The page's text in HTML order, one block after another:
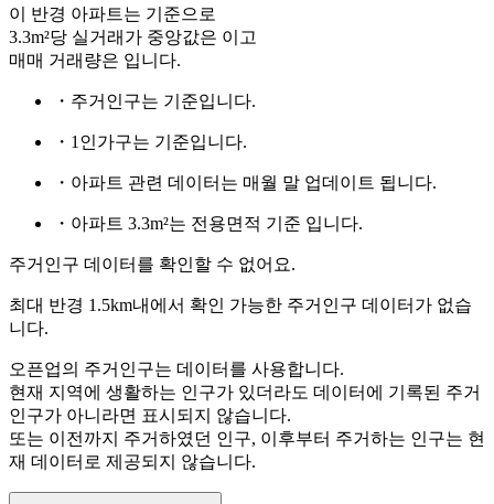
이 반경 아파트는 기준으로
3.3m²당 실거래가 중앙값은 이고
매매 거래량은 입니다.
・주거인구는 기준입니다.
・1인가구는 기준입니다.
・아파트 관련 데이터는 매월 말 업데이트 됩니다.
・아파트 3.3m²는 전용면적 기준 입니다.
주거인구 데이터를 확인할 수 없어요.
최대 반경 1.5km내에서 확인 가능한 주거인구 데이터가 없습
니다.
오픈업의 주거인구는 데이터를 사용합니다.
현재 지역에 생활하는 인구가 있더라도 데이터에 기록된 주거
인구가 아니라면 표시되지 않습니다.
또는 이전까지 주거하였던 인구, 이후부터 주거하는 인구는 현
재 데이터로 제공되지 않습니다.